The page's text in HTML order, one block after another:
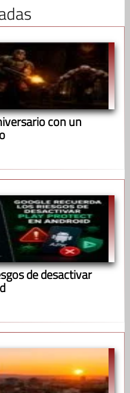
con un
de desactivar